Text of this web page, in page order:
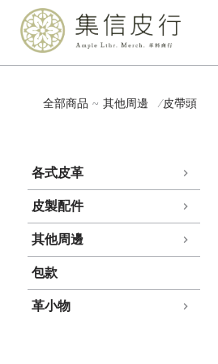
全部商品 其他周邊 皮帶頭
各式皮革
皮製配件
其他周邊
包款
革小物